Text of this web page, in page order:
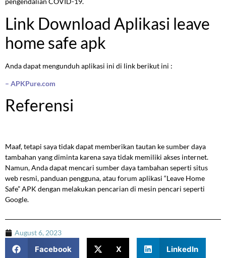
Link Download Aplikasi leave
home safe apk
Anda dapat mengunduh aplikasi ini di link berikut ini :
– APKPure.com
Referensi
Maaf, tetapi saya tidak dapat memberikan tautan ke sumber daya
tambahan yang diminta karena saya tidak memiliki akses internet.
Namun, Anda dapat mencari sumber daya tambahan seperti situs
web resmi, panduan pengguna, atau forum aplikasi “Leave Home
Safe” APK dengan melakukan pencarian di mesin pencari seperti
Google.
August 6, 2023
Facebook X LinkedIn